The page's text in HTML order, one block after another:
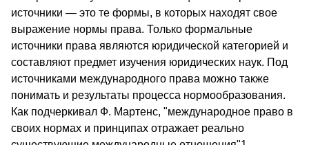
источники — это те формы, в которых находят свое
выражение нормы права. Только формальные
источники права являются юридической категорией и
составляют предмет изучения юридических наук. Под
источниками международного права можно также
понимать и результаты процесса нормообразования.
Как подчеркивал Ф. Мартенс, "международное право в
своих нормах и принципах отражает реально